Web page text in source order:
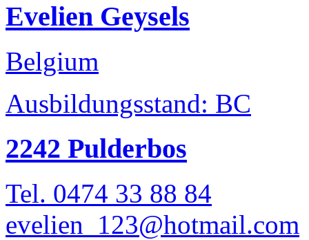
Evelien Geysels
Belgium
Ausbildungsstand: BC
2242 Pulderbos
Tel. 0474 33 88 84
evelien_123@hotmail.com